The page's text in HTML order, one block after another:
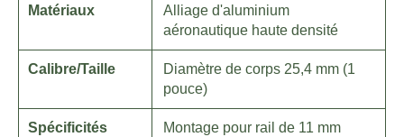
Matériaux
Alliage d'aluminium
aéronautique haute densité
Calibre/Taille
Diamètre de corps 25,4 mm (1
pouce)
Spécificités
Montage pour rail de 11 mm